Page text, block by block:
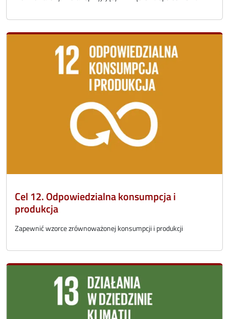
Cel 12. Odpowiedzialna konsumpcja i
produkcja
Zapewnić wzorce zrównoważonej konsumpcji i produkcji